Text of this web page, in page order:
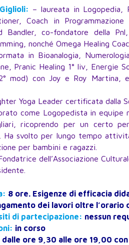
– laureata in Logopedia,
Coach in
Bandler, co-fondatore della
nonché Omega Healing
in Bioanalogia,
Pranic Healing 1° liv, Energie
mod) con Joy e Roy Martina,
Yoga Leader certificata dalla
come Logopedista in equipe
ricoprendo per un certo
Ha svolto per lungo tempo
per bambini e ragazzi.
dell’Associazione
8 ore. Esigenze di efficacia
dei lavori oltre l’orario
di partecipazione: nessun
in corso
dalle ore 9,30 alle ore 19,00